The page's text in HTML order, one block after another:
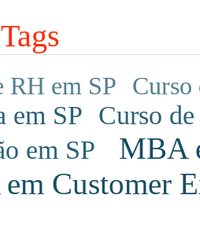
RH em SP Curso
em SP Curso
em SP
MBA
Customer